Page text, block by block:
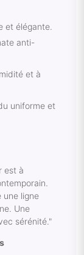
et élégante.
anti-
et à
uniforme et
est à
une ligne
Une
sérénité."